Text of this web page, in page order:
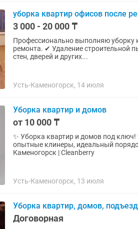
уборка квартир офисов после
3 000 - 20 000 ₸
Профессионально выполняю уборку
ремонта. ✔ Удаление строительной пыли. ✔ Мытьё окон, рам, подоконников. ✔ Очистка полов,
стен, дверей и других...
Усть-Каменогорск, 14 июля
Уборка квартир и домов
от 10 000 ₸
✨ Уборка квартир и домов под ключ!
опытные клинеры, идеальный порядок. 📲 Пишите в , освободим вас от рутины! 🏡
Каменогорск | Cleanberry
Усть-Каменогорск, 13 июля
Уборка квартир, домов,
Договорная